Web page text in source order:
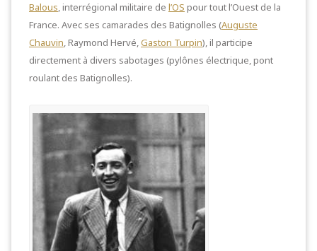
Balous, interrégional militaire de l’OS pour tout l’Ouest de la
France. Avec ses camarades des Batignolles (Auguste
Chauvin, Raymond Hervé,Gaston Turpin), il participe
directement à divers sabotages (pylônes électrique, pont
roulant des Batignolles).